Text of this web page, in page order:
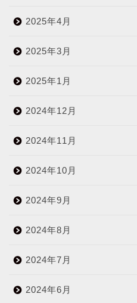
2025年4月
2025年3月
2025年1月
2024年12月
2024年11月
2024年10月
2024年9月
2024年8月
2024年7月
2024年6月